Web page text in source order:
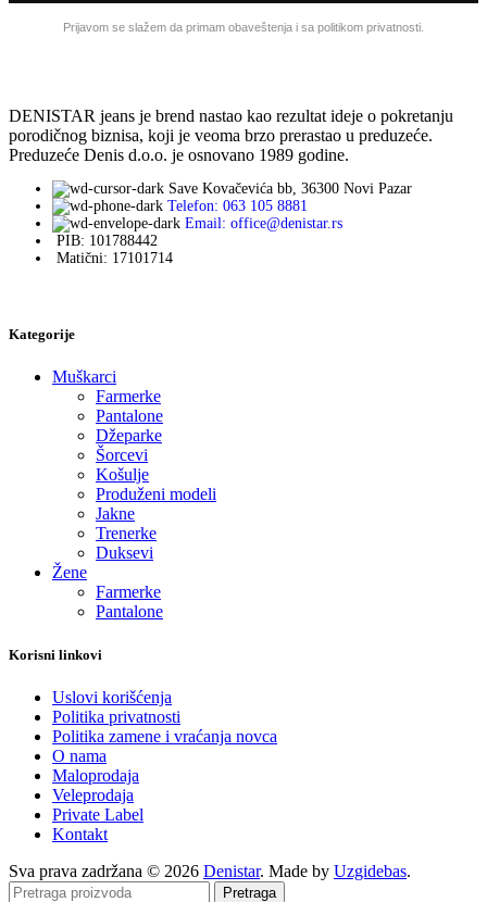
Prijavom se slažem da primam obaveštenja i sa politikom privatnosti.
DENISTAR jeans je brend nastao kao rezultat ideje o pokretanju
porodičnog biznisa, koji je veoma brzo prerastao u preduzeće.
Preduzeće Denis d.o.o. je osnovano 1989 godine.
Save Kovačevića bb, 36300 Novi Pazar
Telefon: 063 105 8881
Email: office@denistar.rs
PIB: 101788442
Matični: 17101714
Kategorije
Muškarci
Farmerke
Pantalone
Džeparke
Šorcevi
Košulje
Produženi modeli
Jakne
Trenerke
Duksevi
Žene
Farmerke
Pantalone
Korisni linkovi
Uslovi korišćenja
Politika privatnosti
Politika zamene i vraćanja novca
O nama
Maloprodaja
Veleprodaja
Private Label
Kontakt
Sva prava zadržana © 2026 Denistar. Made by Uzgidebas.
Pretraga